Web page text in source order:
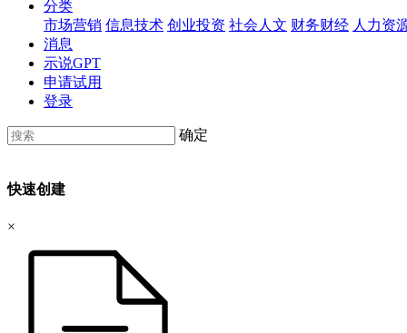
分类
市场营销 信息技术 创业投资 社会人文 财务财经 人力资
消息
示说GPT
申请试用
登录
确定
快速创建
×